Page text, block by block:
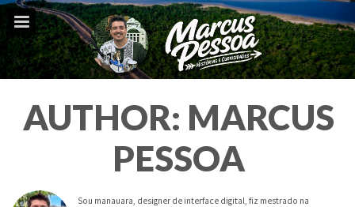
AUTHOR: MARCUS
PESSOA
Sou manauara, designer de interface digital, fiz mestrado na